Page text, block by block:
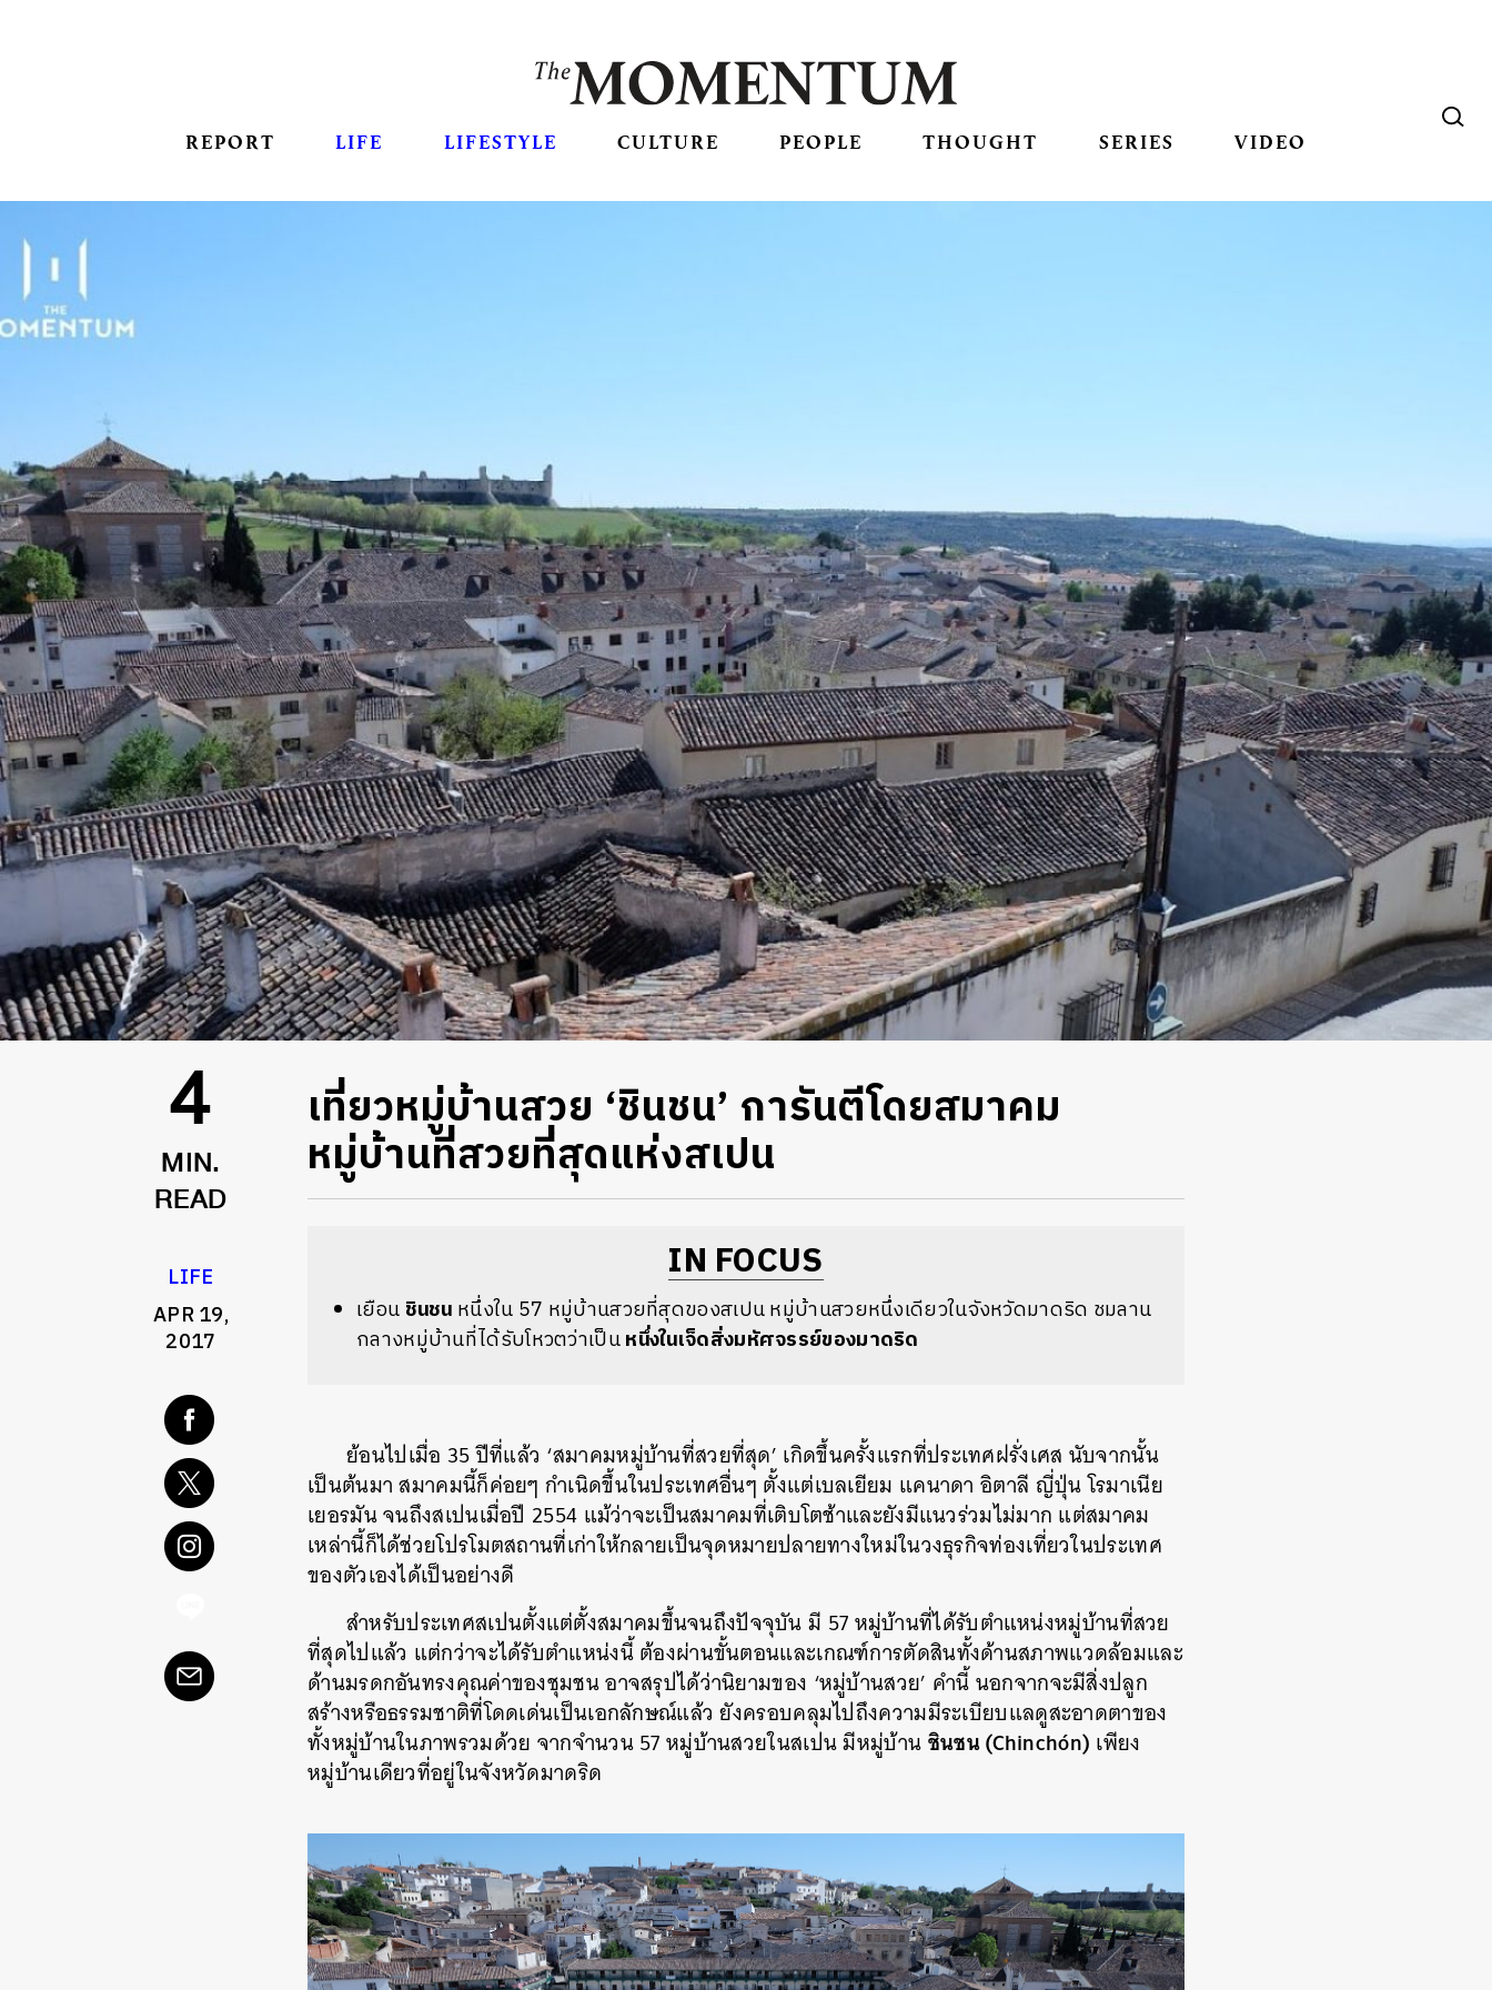
REPORT LIFE LIFESTYLE CULTURE PEOPLE THOUGHT SERIES VIDEO
4
MIN.
READ
LIFE
APR 19,
2017
เที่ยวหมู่บ้านสวย ‘ชินชน’ การันตีโดยสมาคม
หมู่บ้านที่สวยที่สุดแห่งสเปน
IN FOCUS
เยือน ชินชน หนึ่งใน 57 หมู่บ้านสวยที่สุดของสเปน หมู่บ้านสวยหนึ่งเดียวในจังหวัดมาดริด ชมลาน
กลางหมู่บ้านที่ได้รับโหวตว่าเป็นหนึ่งในเจ็ดสิ่งมหัศจรรย์ของมาดริด
ย้อนไปเมื่อ 35 ปีที่แล้ว ‘สมาคมหมู่บ้านที่สวยที่สุด’ เกิดขึ้นครั้งแรกที่ประเทศฝรั่งเศส นับจากนั้น
เป็นต้นมา สมาคมนี้ก็ค่อยๆ กำเนิดขึ้นในประเทศอื่นๆ ตั้งแต่เบลเยียม แคนาดา อิตาลี ญี่ปุ่น โรมาเนีย
เยอรมัน จนถึงสเปนเมื่อปี 2554 แม้ว่าจะเป็นสมาคมที่เติบโตช้าและยังมีแนวร่วมไม่มาก แต่สมาคม
เหล่านี้ก็ได้ช่วยโปรโมตสถานที่เก่าให้กลายเป็นจุดหมายปลายทางใหม่ในวงธุรกิจท่องเที่ยวในประเทศ
ของตัวเองได้เป็นอย่างดี
สำหรับประเทศสเปนตั้งแต่ตั้งสมาคมขึ้นจนถึงปัจจุบัน มี 57 หมู่บ้านที่ได้รับตำแหน่งหมู่บ้านที่สวย
ที่สุดไปแล้ว แต่กว่าจะได้รับตำแหน่งนี้ ต้องผ่านขั้นตอนและเกณฑ์การตัดสินทั้งด้านสภาพแวดล้อมและ
ด้านมรดกอันทรงคุณค่าของชุมชน อาจสรุปได้ว่านิยามของ ‘หมู่บ้านสวย’ คำนี้ นอกจากจะมีสิ่งปลูก
สร้างหรือธรรมชาติที่โดดเด่นเป็นเอกลักษณ์แล้ว ยังครอบคลุมไปถึงความมีระเบียบแลดูสะอาดตาของ
ทั้งหมู่บ้านในภาพรวมด้วย จากจำนวน 57 หมู่บ้านสวยในสเปน มีหมู่บ้านชินชน (Chinchón) เพียง
หมู่บ้านเดียวที่อยู่ในจังหวัดมาดริด